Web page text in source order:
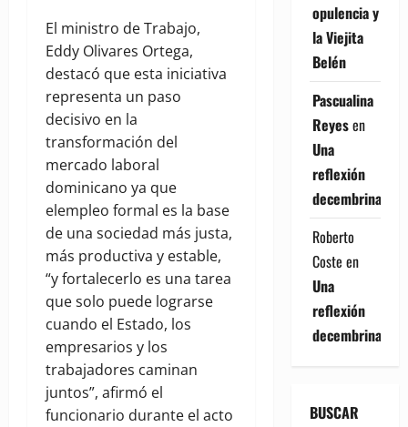
El ministro de Trabajo,
Eddy Olivares Ortega,
destacó que esta iniciativa
representa un paso
decisivo en la
transformación del
mercado laboral
dominicano ya que
elempleo formal es la base
de una sociedad más justa,
más productiva y estable,
“y fortalecerlo es una tarea
que solo puede lograrse
cuando el Estado, los
empresarios y los
trabajadores caminan
juntos”, afirmó el
funcionario durante el acto
opulencia y
la Viejita
Belén
Pascualina
Reyesen
Una
reflexión
decembrina
Roberto
Coste en
Una
reflexión
decembrina
BUSCAR